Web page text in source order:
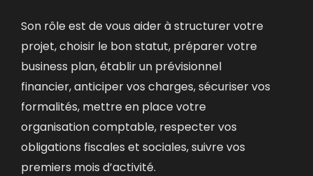
Son rôle est de vous aider àstructurer votre
projet,choisir le bon statut, préparer votre
business plan,établir un prévisionnel
financier,anticiper vos charges,sécuriser vos
formalités, mettre en place votre
organisation comptable, respecter vos
obligations fiscales et sociales,suivre vos
premiers mois d’activité.